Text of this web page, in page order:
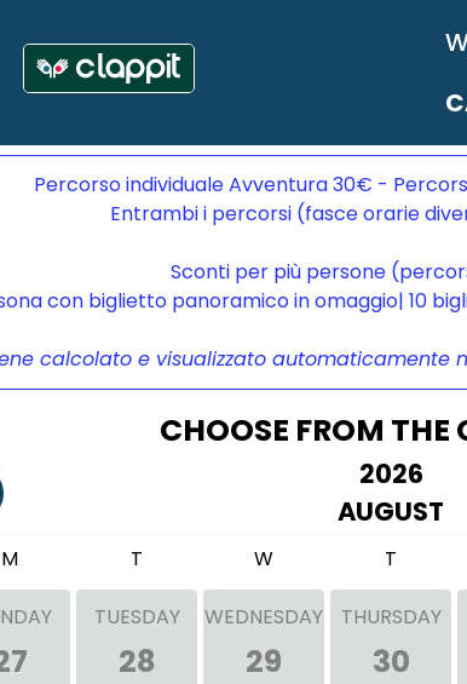
Percorso individuale Avventura 30€ -
Entrambi i percorsi (fasce orarie
Sconti per più persone
con biglietto panoramico in omaggio| 10
calcolato e visualizzato automaticamente
CHOOSE FROM THE
2026
AUGUST
M T W T
TUESDAY
28
WEDNESDAY
29
THURSDAY
30